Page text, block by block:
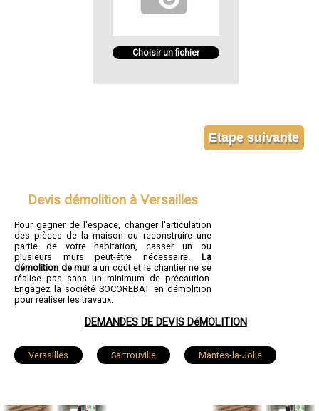
Choisir un fichier
Devis démolition à Versailles
Pour gagner de l'espace, changer l'articulation
des pièces de la maison ou reconstruire une
partie de votre habitation, casser un ou
plusieurs murs peut-être nécessaire. La
démolition de mura un coût et le chantier ne se
réalise pas sans un minimum de précaution.
Engagez la société SOCOREBAT en démolition
pour réaliser les travaux.
DEMANDES DE DEVIS DéMOLITION
Versailles Sartrouville Mantes-la-Jolie